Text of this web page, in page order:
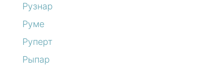
Рузнар
Руме
Руперт
Рыпар